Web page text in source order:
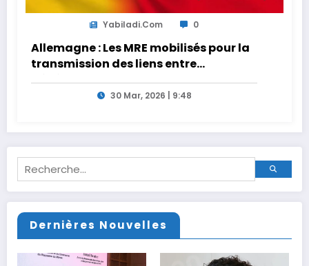
Yabiladi.com 0
Allemagne : Les MRE mobilisés pour la
transmission des liens entre
générations
30 Mar, 2026 | 9:48
Dernières Nouvelles